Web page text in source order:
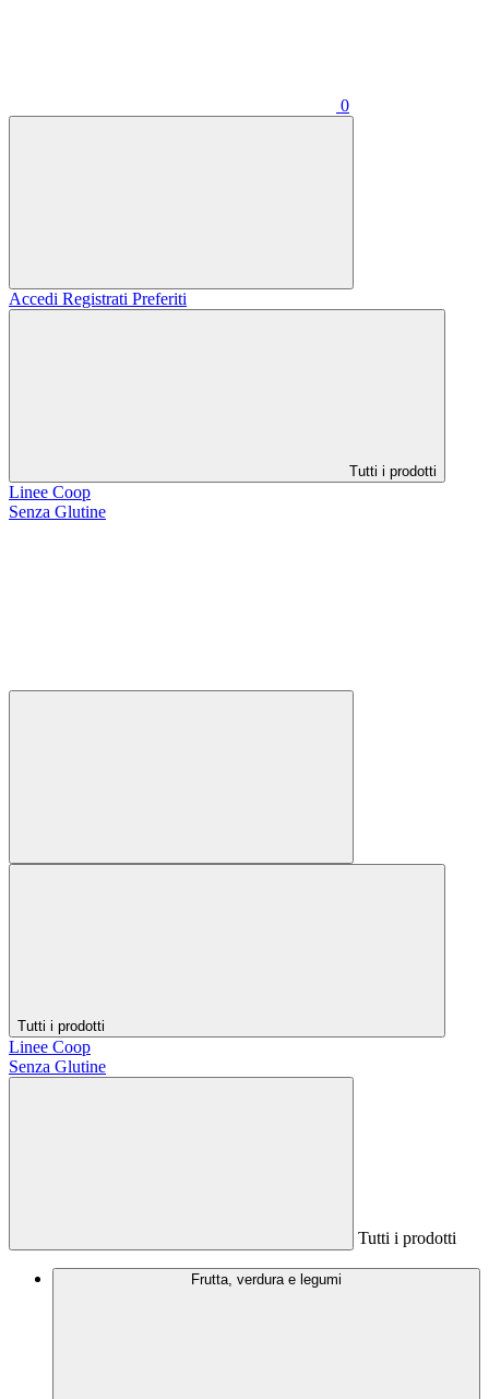
0
Accedi Registrati Preferiti
Tutti i prodotti
Linee Coop
Senza Glutine
Tutti i prodotti
Linee Coop
Senza Glutine
Tutti i prodotti
Frutta, verdura e legumi